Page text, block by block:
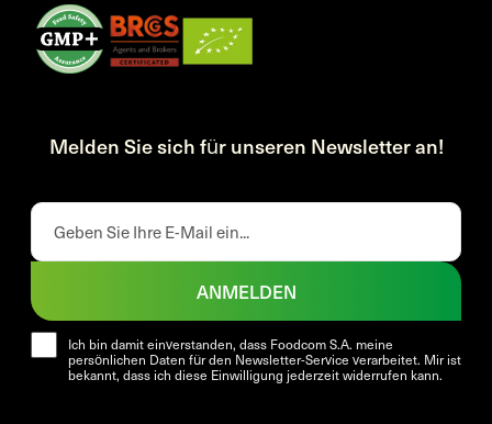
Melden Sie sich für unseren Newsletter an!
Ich bin damit einverstanden, dass Foodcom S.A. meine
persönlichen Daten für den Newsletter-Service verarbeitet. Mir ist
bekannt, dass ich diese Einwilligung jederzeit widerrufen kann.
ANMELDEN